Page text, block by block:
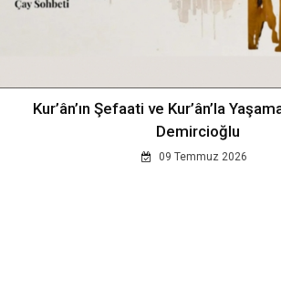
Kur’ân’ın Şefaati ve Kur’ân’la
Demircioğlu
09 Temmuz 2026